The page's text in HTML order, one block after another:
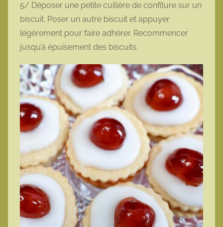
5/ Déposer une petite cuillère de confiture sur un
biscuit. Poser un autre biscuit et appuyer
légèrement pour faire adhérer. Recommencer
jusqu’à épuisement des biscuits.